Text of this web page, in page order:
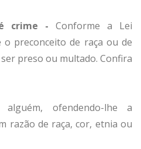
crime - Conforme a Lei
o preconceito de raça ou de
preso ou multado. Confira
ofendendo-lhe a
razão de raça, cor, etnia ou